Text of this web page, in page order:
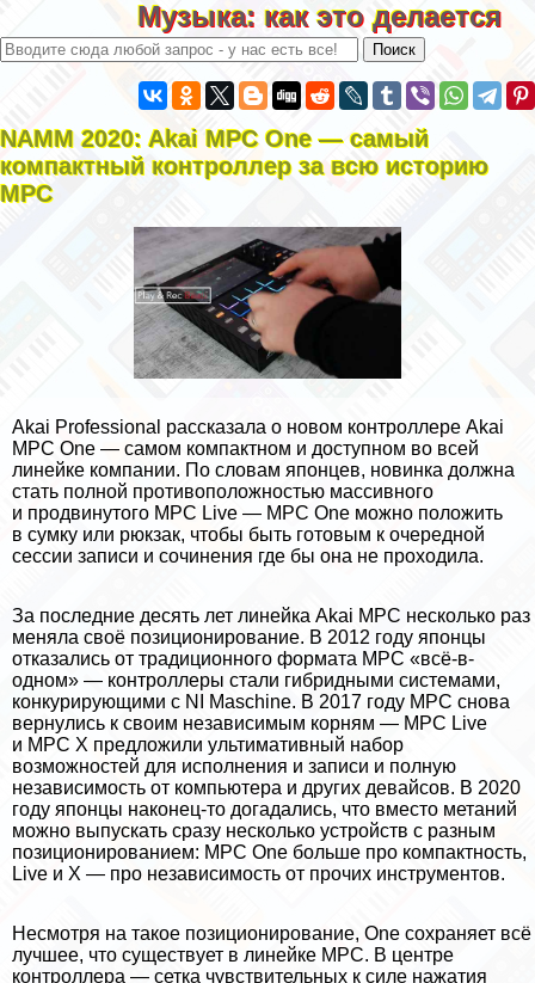
Музыка: как это делается
NAMM 2020: Akai MPC One — самый
компактный контроллер за всю историю
MPC
Akai Professional рассказала о новом контроллере Akai
MPC One — самом компактном и доступном во всей
линейке компании. По словам японцев, новинка должна
стать полной противоположностью массивного
и продвинутого MPC Live — MPC One можно положить
в сумку или рюкзак, чтобы быть готовым к очередной
сессии записи и сочинения где бы она не проходила.
За последние десять лет линейка Akai MPC несколько раз
меняла своё позиционирование. В 2012 году японцы
отказались от традиционного формата MPC «всё-в-
одном» — контроллеры стали гибридными системами,
конкурирующими с NI Maschine. В 2017 году MPC снова
вернулись к своим независимым корням — MPC Live
и MPC X предложили ультимативный набор
возможностей для исполнения и записи и полную
независимость от компьютера и других девайсов. В 2020
году японцы наконец-то догадались, что вместо метаний
можно выпускать сразу несколько устройств с разным
позиционированием: MPC One больше про компактность,
Live и X — про независимость от прочих инструментов.
Несмотря на такое позиционирование, One сохраняет всё
лучшее, что существует в линейке MPC. В центре
контроллера — сетка чувствительных к силе нажатия